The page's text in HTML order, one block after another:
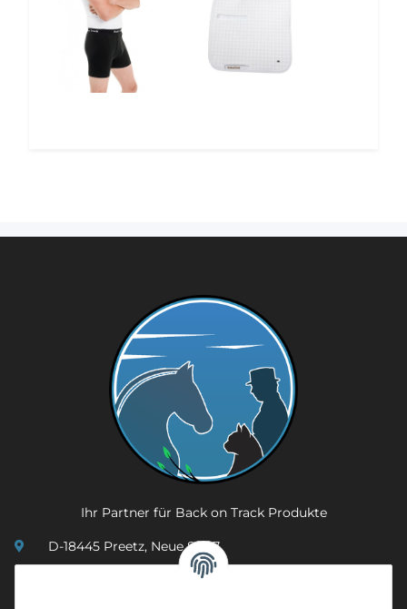
Ihr Partner für Back on Track Produkte
D-18445 Preetz, Neue Str. 7